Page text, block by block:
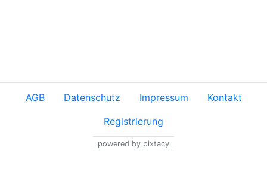
AGB Datenschutz Impressum
Kontakt
Registrierung
powered by pixtacy